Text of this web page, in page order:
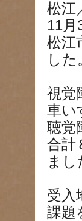
松江
11月
松江
した
視覚
車い
聴覚
合計
まし
受入
課題